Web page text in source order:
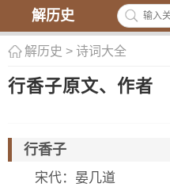
解历史
解历史 > 诗词大全
行香子原文、作者
行香子
宋代：晏几道